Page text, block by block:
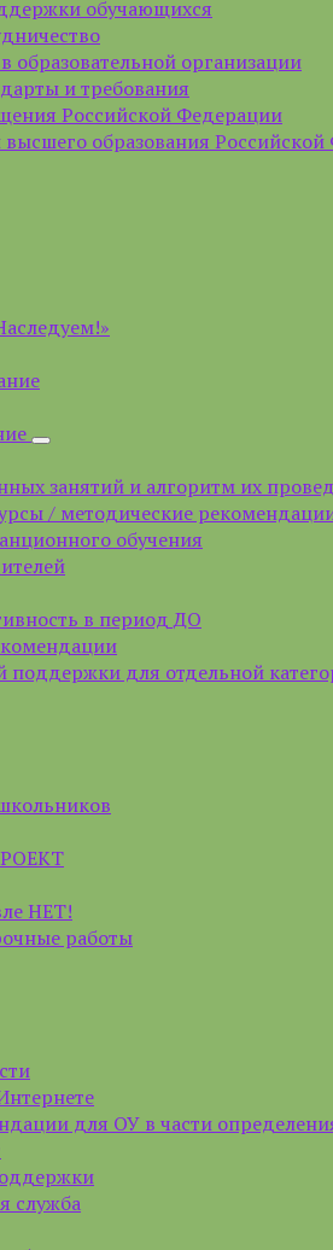
обучающихся
образовательной организации
и требования
Российской Федерации
образования
занятий и алгоритм их
/ методические
обучения
в период ДО
поддержки для отдельной
НЕТ!
работы
для ОУ в части
служба